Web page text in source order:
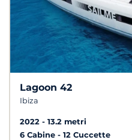
Lagoon 42
Ibiza
2022
13.2 metri
6 Cabine
12 Cuccette